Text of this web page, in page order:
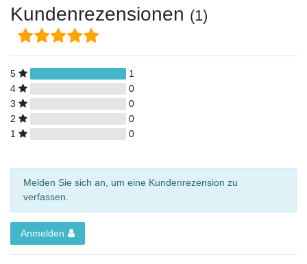
Kundenrezensionen (1)
5
1
4
0
3
0
2
0
1
0
Melden Sie sich an, um eine Kundenrezension zu
verfassen.
Anmelden